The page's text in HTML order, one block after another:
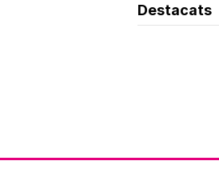
Destacats